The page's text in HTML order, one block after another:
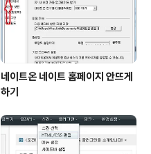
네이트온 네이트 홈페이지 안뜨게
하기